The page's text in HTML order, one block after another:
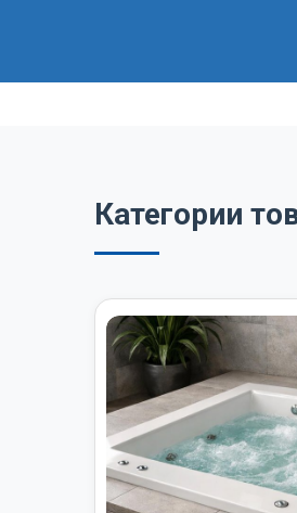
Категории